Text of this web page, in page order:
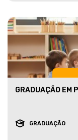
GRADUAÇÃO EM
GRADUAÇÃO